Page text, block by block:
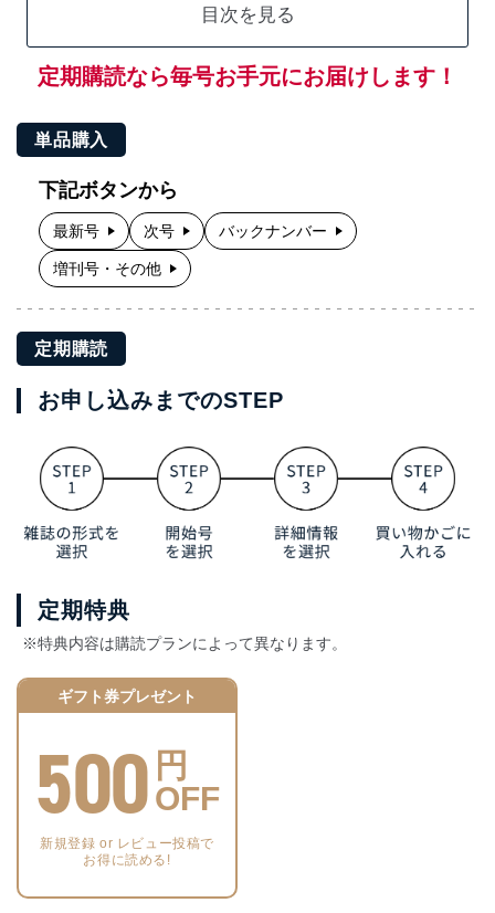
目次を見る
定期購読なら毎号お手元にお届けします！
単品購入
下記ボタンから
最新号 次号 バックナンバー
増刊号・その他
定期購読
お申し込みまでのSTEP
定期特典
※特典内容は購読プランによって異なります。
ギフト券プレゼント
500 円
OFF
新規登録 or レビュー投稿で
お得に読める!